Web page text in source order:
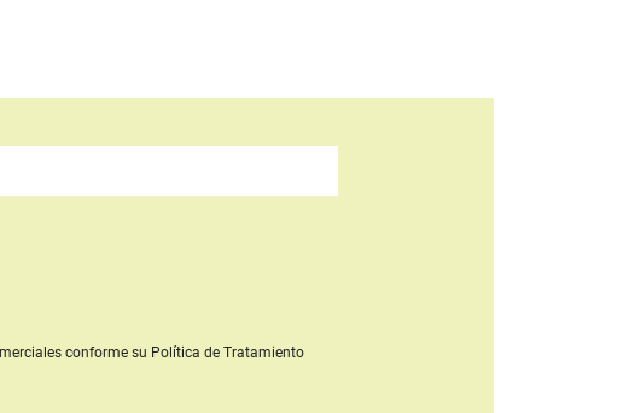
conforme su Política de Tratamiento